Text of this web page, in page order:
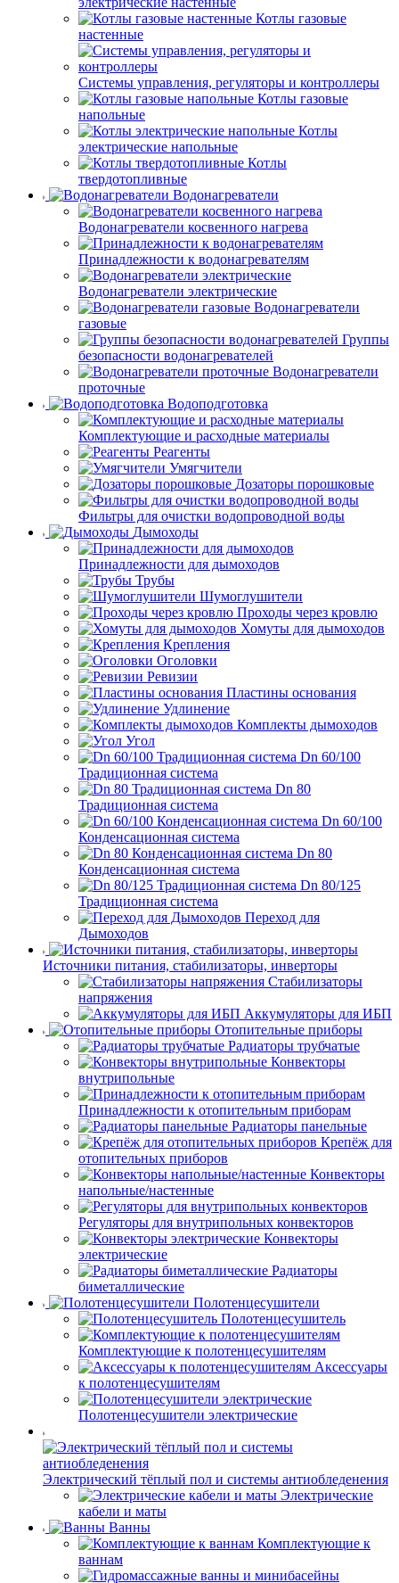
Котлы газовые
настенные
Системы управления, регуляторы и контроллеры
Котлы газовые
напольные
Котлы
электрические напольные
Котлы
твердотопливные
Водонагреватели
Водонагреватели косвенного нагрева
Принадлежности к водонагревателям
Водонагреватели электрические
Водонагреватели
газовые
Группы
безопасности водонагревателей
Водонагреватели
проточные
Водоподготовка
Комплектующие и расходные материалы
Реагенты
Умягчители
Дозаторы порошковые
Фильтры для очистки водопроводной воды
Дымоходы
Принадлежности для дымоходов
Трубы
Шумоглушители
Проходы через кровлю
Хомуты для дымоходов
Крепления
Оголовки
Ревизии
Пластины основания
Удлинение
Комплекты дымоходов
Угол
Dn 60/100
Традиционная система
Dn 80
Традиционная система
Dn 60/100
Конденсационная система
Dn 80
Конденсационная система
Dn 80/125
Традиционная система
Переход для
Дымоходов
Источники питания, стабилизаторы, инверторы
Стабилизаторы
напряжения
Аккумуляторы для ИБП
Отопительные приборы
Радиаторы трубчатые
Конвекторы
внутрипольные
Принадлежности к отопительным приборам
Радиаторы панельные
Крепёж для
отопительных приборов
Конвекторы
напольные/настенные
Регуляторы для внутрипольных конвекторов
Конвекторы
электрические
Радиаторы
биметаллические
Полотенцесушители
Полотенцесушитель
Комплектующие к полотенцесушителям
Аксессуары
к полотенцесушителям
Полотенцесушители электрические
Электрический тёплый пол и системы антиобледенения
Электрические
кабели и маты
Ванны
Комплектующие к
ваннам